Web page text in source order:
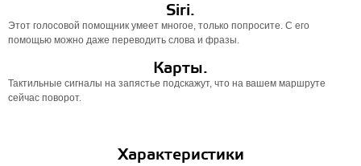
Siri.
Этот голосовой помощник умеет многое, только попросите. С его
помощью можно даже переводить слова и фразы.
Карты.
Тактильные сигналы на запястье подскажут, что на вашем маршруте
сейчас поворот.
Характеристики